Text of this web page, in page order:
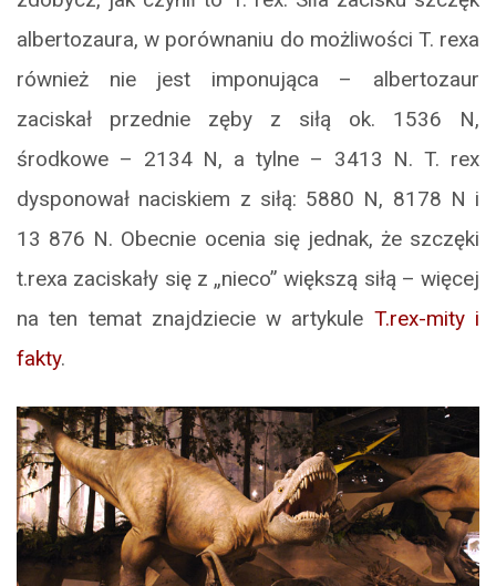
albertozaura, w porównaniu do możliwości T. rexa
również nie jest imponująca – albertozaur
zaciskał przednie zęby z siłą ok. 1536 N,
środkowe – 2134 N, a tylne – 3413 N. T. rex
dysponował naciskiem z siłą: 5880 N, 8178 N i
13 876 N. Obecnie ocenia się jednak, że szczęki
t.rexa zaciskały się z „nieco” większą siłą – więcej
na ten temat znajdziecie w artykule T.rex-mity i
fakty.